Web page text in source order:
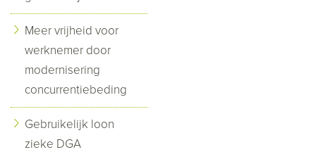
Meer vrijheid voor
werknemer door
modernisering
concurrentiebeding
Gebruikelijk loon
zieke DGA